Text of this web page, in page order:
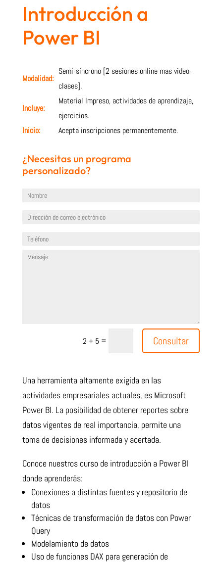
Introducción a
Power BI
Modalidad:
Semi-síncrono [2 sesiones online mas video-
clases].
Incluye:
Material Impreso, actividades de aprendizaje,
ejercicios.
Inicio:
Acepta inscripciones permanentemente.
¿Necesitas un programa
personalizado?
2 + 5 = Consultar
Una herramienta altamente exigida en las
actividades empresariales actuales, es Microsoft
Power BI. La posibilidad de obtener reportes sobre
datos vigentes de real importancia, permite una
toma de decisiones informada y acertada.
Conoce nuestros curso de introducción a Power BI
donde aprenderás:
Conexiones a distintas fuentes y repositorio de
datos
Técnicas de transformación de datos con Power
Query
Modelamiento de datos
Uso de funciones DAX para generación de